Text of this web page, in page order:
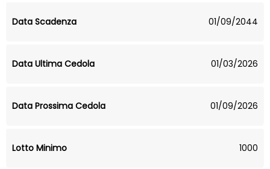
Data Scadenza 01/09/2044
Data Ultima Cedola 01/03/2026
Data Prossima Cedola 01/09/2026
Lotto Minimo 1000